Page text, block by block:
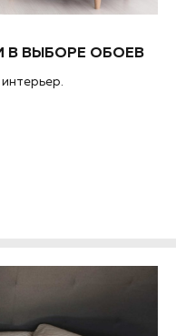
В ВЫБОРЕ ОБОЕВ